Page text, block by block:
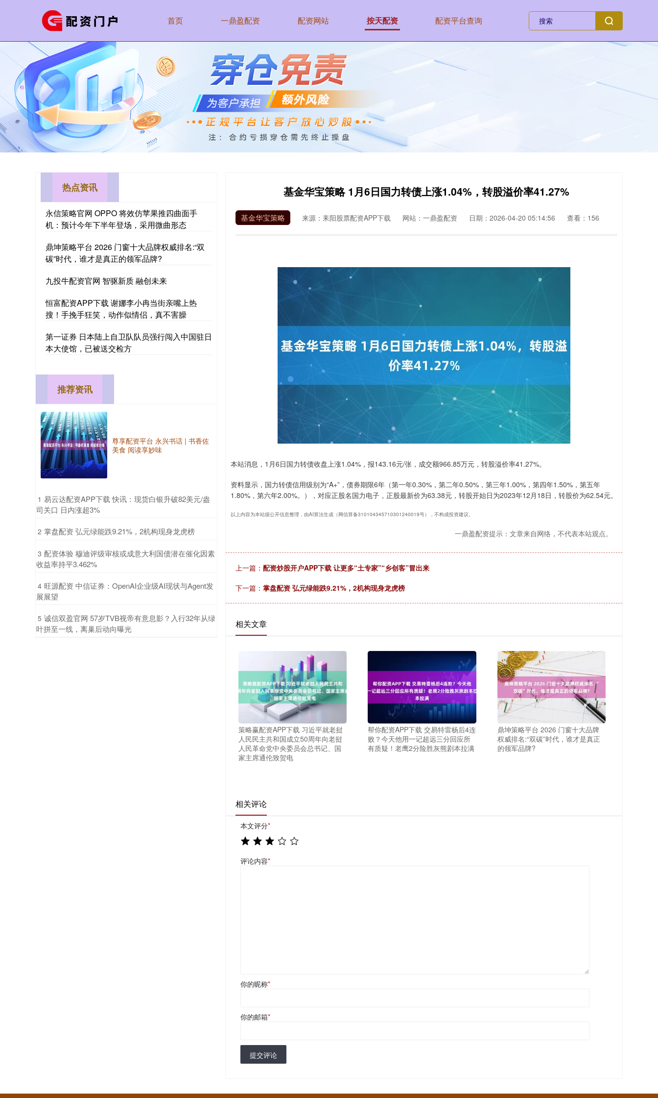
首页 一鼎盈配资 配资网站 按天配资 配资平台查询
基金华宝策略 1月6日国力转债上涨1.04%，转股溢价率41.27%
基金华宝策略 来源：耒阳股票配资APP下载 网站：一鼎盈配资 日期：2026-04-20 05:14:56 查看：156
本站消息，1月6日国力转债收盘上涨1.04%，报143.16元/张，成交额966.85万元，转股溢价率41.27%。
资料显示，国力转债信用级别为“A+”，债券期限6年（第一年0.30%，第二年0.50%，第三年1.00%，第四年1.50%，第五年
1.80%，第六年2.00%。），对应正股名国力电子，正股最新价为63.38元，转股开始日为2023年12月18日，转股价为62.54元。
以上内容为本站据公开信息整理，由AI算法生成（网信算备310104345710301240019号），不构成投资建议。
一鼎盈配资提示：文章来自网络，不代表本站观点。
上一篇： 配资炒股开户APP下载 让更多“土专家”“乡创客”冒出来
下一篇： 掌盘配资 弘元绿能跌9.21%，2机构现身龙虎榜
相关文章
策略赢配资APP下载 习近平就老挝
人民民主共和国成立50周年向老挝
人民革命党中央委员会总书记、国
家主席通伦致贺电
帮你配资APP下载 交易特雷杨后4连
败？今天他用一记超远三分回应所
有质疑！老鹰2分险胜灰熊剧本拉满
鼎坤策略平台 2026 门窗十大品牌
权威排名:“双碳”时代，谁才是真正
的领军品牌?
相关评论
本文评分*
评论内容*
你的昵称*
你的邮箱*
提交评论
热点资讯
永信策略官网 OPPO 将效仿苹果推四曲面手
机：预计今年下半年登场，采用微曲形态
鼎坤策略平台 2026 门窗十大品牌权威排名:“双
碳”时代，谁才是真正的领军品牌?
九投牛配资官网 智驱新质 融创未来
恒富配资APP下载 谢娜李小冉当街亲嘴上热
搜！手挽手狂笑，动作似情侣，真不害臊
第一证券 日本陆上自卫队队员强行闯入中国驻日
本大使馆，已被送交检方
推荐资讯
尊享配资平台 永兴书话 | 书香佐
美食 阅读享妙味
1 ​易云达配资APP下载 快讯：现货白银升破82美元/盎
司关口 日内涨超3%
2 ​掌盘配资 弘元绿能跌9.21%，2机构现身龙虎榜
3 ​配资体验 穆迪评级审核或成意大利国债潜在催化因素
收益率持平3.462%
4 ​旺源配资 中信证券：OpenAI企业级AI现状与Agent发
展展望
5 ​诚信双盈官网 57岁TVB视帝有意息影？入行32年从绿
叶拼至一线，离巢后动向曝光